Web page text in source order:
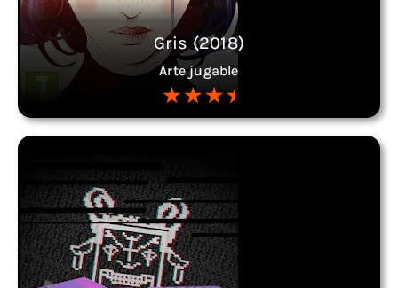
Gris (2018)
Arte jugable